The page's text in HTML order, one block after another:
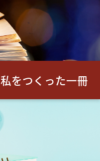
私をつくった一冊